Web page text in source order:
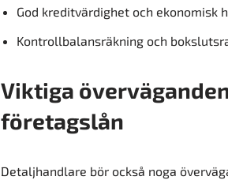
God kreditvärdighet och ekonomisk
Kontrollbalansräkning och
Viktiga
företagslån
Detaljhandlare bör också noga